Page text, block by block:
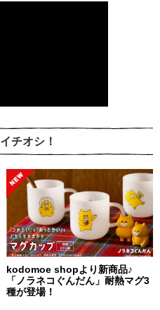
チオシ！
kodomoe shopより新商品♪
「ノラネコぐんだん」耐熱マグ3
種が登場！